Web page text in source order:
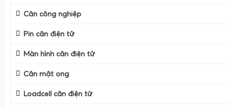
Cân công nghiệp
Pin cân điện tử
Màn hình cân điện tử
Cân mật ong
Loadcell cân điện tử